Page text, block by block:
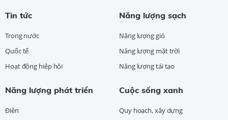
Tin tức
Trong nước
Quốc tế
Hoạt động hiệp hội
Năng lượng sạch
Năng lượng gió
Năng lượng mặt trời
Năng lượng tái tạo
Năng lượng phát triển
Điện
Cuộc sống xanh
Quy hoạch, xây dựng